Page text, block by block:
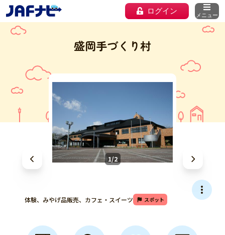
ログイン メニュー
盛岡手づくり村
1/2
体験、みやげ品販売、カフェ・スイーツ スポット